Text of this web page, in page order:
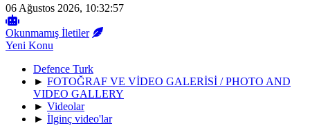
06 Ağustos 2026, 10:32:57
Okunmamış İletiler
Yeni Konu
Defence Turk
► FOTOĞRAF VE VİDEO GALERİSİ / PHOTO AND
VIDEO GALLERY
► Videolar
► İlginç video'lar